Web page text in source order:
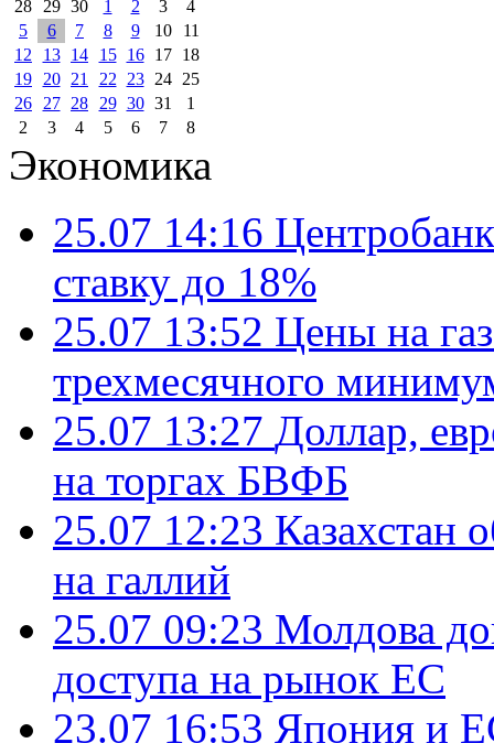
28 29 30 1 2 3
4
5
6 7 8 9 10
11
12
13 14 15 16 17
18
19
20 21 22 23 24
25
26
27 28 29 30 31
1
2
3 4 5 6 7 8
Экономика
25.07 14:16
ставку до 18%
25.07 13:52 Цены на
трехмесячного
25.07 13:27 Доллар,
на торгах БВФБ
25.07 12:23 Казахстан
на галлий
25.07 09:23 Молдова
доступа на рынок ЕС
23.07 16:53 Япония и